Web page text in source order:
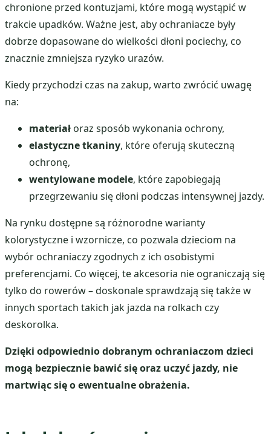
chronione przed kontuzjami, które mogą wystąpić w
trakcie upadków. Ważne jest, aby ochraniacze były
dobrze dopasowane do wielkości dłoni pociechy, co
znacznie zmniejsza ryzyko urazów.
Kiedy przychodzi czas na zakup, warto zwrócić uwagę
na:
materiał oraz sposób wykonania ochrony,
elastyczne tkaniny, które oferują skuteczną
ochronę,
wentylowane modele, które zapobiegają
przegrzewaniu się dłoni podczas intensywnej jazdy.
Na rynku dostępne są różnorodne warianty
kolorystyczne i wzornicze, co pozwala dzieciom na
wybór ochraniaczy zgodnych z ich osobistymi
preferencjami. Co więcej, te akcesoria nie ograniczają się
tylko do rowerów – doskonale sprawdzają się także w
innych sportach takich jak jazda na rolkach czy
deskorolka.
Dzięki odpowiednio dobranym ochraniaczom dzieci
mogą bezpiecznie bawić się oraz uczyć jazdy, nie
martwiąc się o ewentualne obrażenia.